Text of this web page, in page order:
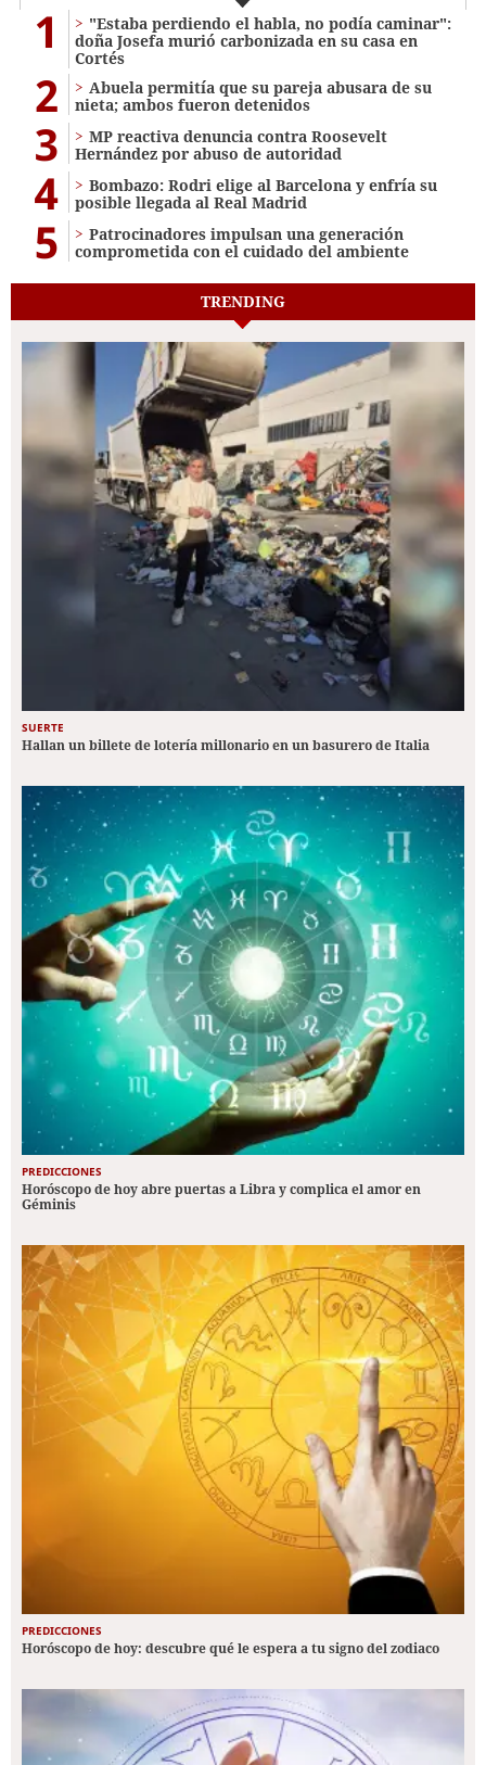
1
"Estaba perdiendo el habla, no podía caminar":
doña Josefa murió carbonizada en su casa en
Cortés
2
Abuela permitía que su pareja abusara de su
nieta; ambos fueron detenidos
3
MP reactiva denuncia contra Roosevelt
Hernández por abuso de autoridad
4
Bombazo: Rodri elige al Barcelona y enfría su
posible llegada al Real Madrid
5
Patrocinadores impulsan una generación
comprometida con el cuidado del ambiente
TRENDING
SUERTE
Hallan un billete de lotería millonario en un basurero de Italia
PREDICCIONES
Horóscopo de hoy abre puertas a Libra y complica el amor en
Géminis
PREDICCIONES
Horóscopo de hoy: descubre qué le espera a tu signo del zodiaco